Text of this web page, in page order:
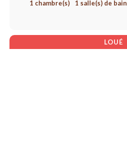
1 chambre(s) 1 salle(s) de bain
LOUÉ